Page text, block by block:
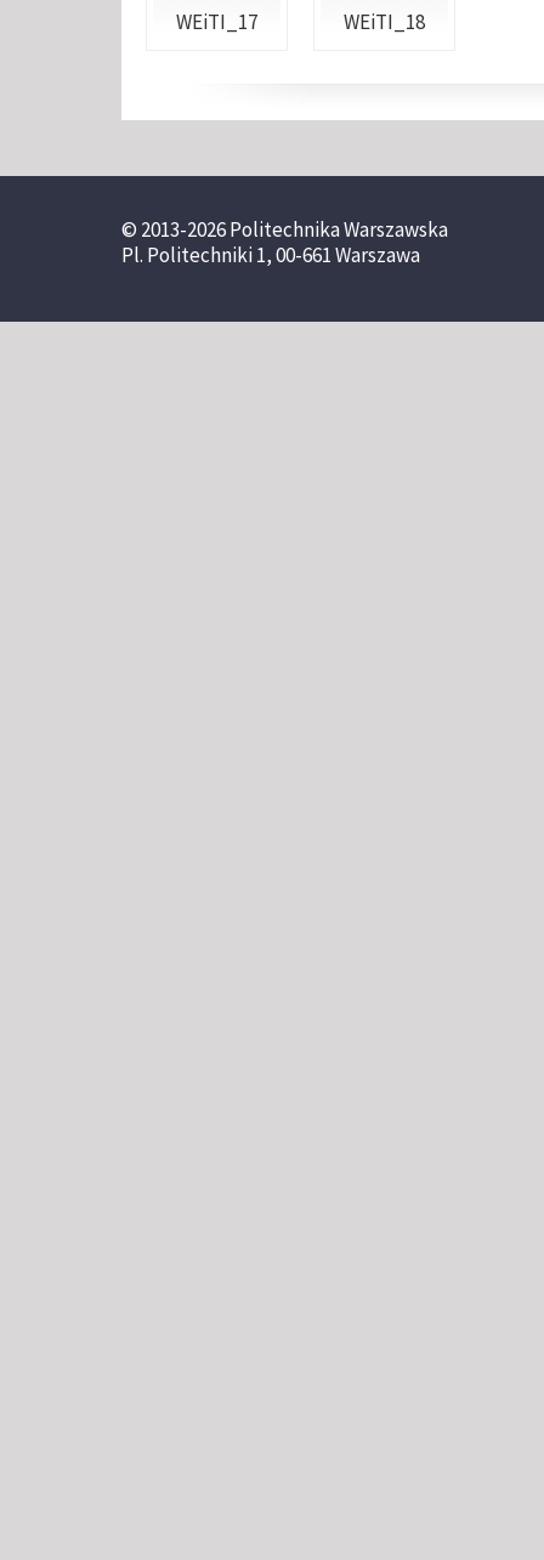
WEiTI_17 WEiTI_18
© 2013-2026 Politechnika Warszawska
Pl. Politechniki 1, 00-661 Warszawa